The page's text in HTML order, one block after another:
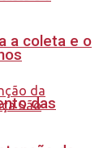
das
a coleta e o